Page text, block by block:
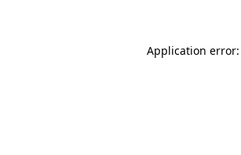
Application